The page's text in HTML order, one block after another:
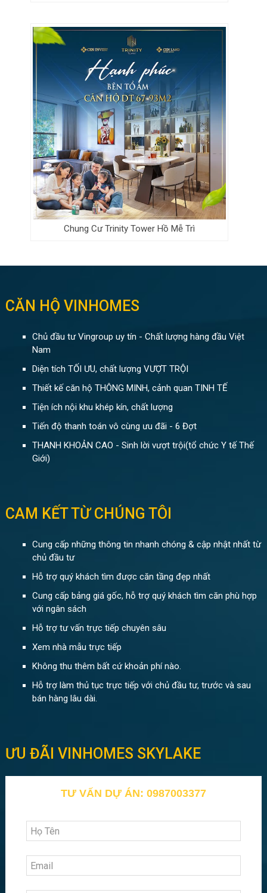
Chung Cư Trinity Tower Hồ Mễ Trì
CĂN HỘ VINHOMES
Chủ đầu tư Vingroup uy tín - Chất lượng hàng đầu Việt
Nam
Diện tích TỐI ƯU, chất lượng VƯỢT TRỘI
Thiết kế căn hộ THÔNG MINH, cảnh quan TINH TẾ
Tiện ích nội khu khép kín, chất lượng
Tiến độ thanh toán vô cùng ưu đãi - 6 Đợt
THANH KHOẢN CAO - Sinh lời vượt trội(tổ chức Y tế Thế
Giới)
CAM KẾT TỪ CHÚNG TÔI
Cung cấp những thông tin nhanh chóng & cập nhật nhất từ
chủ đầu tư
Hỗ trợ quý khách tìm được căn tầng đẹp nhất
Cung cấp bảng giá gốc, hỗ trợ quý khách tìm căn phù hợp
với ngân sách
Hỗ trợ tư vấn trực tiếp chuyên sâu
Xem nhà mẫu trực tiếp
Không thu thêm bất cứ khoản phí nào.
Hỗ trợ làm thủ tục trực tiếp với chủ đầu tư, trước và sau
bán hàng lâu dài.
ƯU ĐÃI VINHOMES SKYLAKE
TƯ VẤN DỰ ÁN: 0987003377